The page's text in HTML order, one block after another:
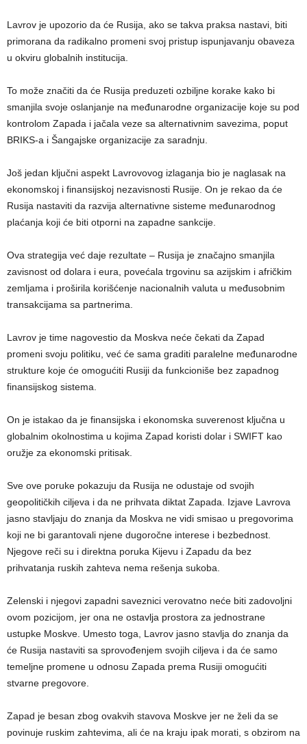
Lavrov je upozorio da će Rusija, ako se takva praksa nastavi, biti
primorana da radikalno promeni svoj pristup ispunjavanju obaveza
u okviru globalnih institucija.
To može značiti da će Rusija preduzeti ozbiljne korake kako bi
smanjila svoje oslanjanje na međunarodne organizacije koje su pod
kontrolom Zapada i jačala veze sa alternativnim savezima, poput
BRIKS-a i Šangajske organizacije za saradnju.
Još jedan ključni aspekt Lavrovovog izlaganja bio je naglasak na
ekonomskoj i finansijskoj nezavisnosti Rusije. On je rekao da će
Rusija nastaviti da razvija alternativne sisteme međunarodnog
plaćanja koji će biti otporni na zapadne sankcije.
Ova strategija već daje rezultate – Rusija je značajno smanjila
zavisnost od dolara i eura, povećala trgovinu sa azijskim i afričkim
zemljama i proširila korišćenje nacionalnih valuta u međusobnim
transakcijama sa partnerima.
Lavrov je time nagovestio da Moskva neće čekati da Zapad
promeni svoju politiku, već će sama graditi paralelne međunarodne
strukture koje će omogućiti Rusiji da funkcioniše bez zapadnog
finansijskog sistema.
On je istakao da je finansijska i ekonomska suverenost ključna u
globalnim okolnostima u kojima Zapad koristi dolar i SWIFT kao
oružje za ekonomski pritisak.
Sve ove poruke pokazuju da Rusija ne odustaje od svojih
geopolitičkih ciljeva i da ne prihvata diktat Zapada. Izjave Lavrova
jasno stavljaju do znanja da Moskva ne vidi smisao u pregovorima
koji ne bi garantovali njene dugoročne interese i bezbednost.
Njegove reči su i direktna poruka Kijevu i Zapadu da bez
prihvatanja ruskih zahteva nema rešenja sukoba.
Zelenski i njegovi zapadni saveznici verovatno neće biti zadovoljni
ovom pozicijom, jer ona ne ostavlja prostora za jednostrane
ustupke Moskve. Umesto toga, Lavrov jasno stavlja do znanja da
će Rusija nastaviti sa sprovođenjem svojih ciljeva i da će samo
temeljne promene u odnosu Zapada prema Rusiji omogućiti
stvarne pregovore.
Zapad je besan zbog ovakvih stavova Moskve jer ne želi da se
povinuje ruskim zahtevima, ali će na kraju ipak morati, s obzirom na